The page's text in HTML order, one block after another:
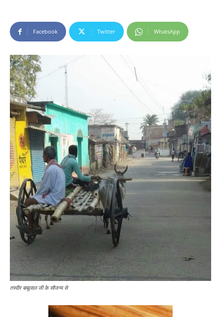
Facebook Twitter WhatsApp
तस्वीर बाबूलाल जी के सौजन्य से